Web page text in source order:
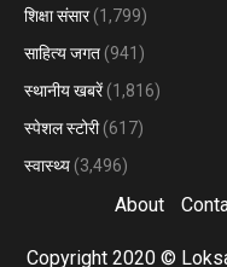
शिक्षा संसार(1,799)
साहित्य जगत (941)
स्थानीय खबरें(1,816)
स्पेशल स्टोरी(617)
स्वास्थ्य (3,496)
About
Copyright 2020 ©